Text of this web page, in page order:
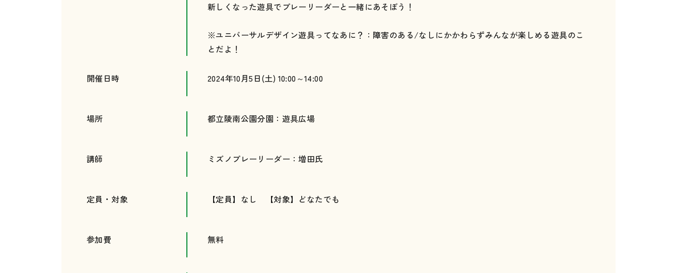
新しくなった遊具でプレーリーダーと一緒にあそぼう！
※ユニバーサルデザイン遊具ってなあに？：障害のある/なしにかかわらずみんなが楽しめる遊具のこ
とだよ！
開催日時 2024年10月5日(土) 10:00～14:00
場所 都立陵南公園分園：遊具広場
講師 ミズノプレーリーダー：増田氏
定員・対象 【定員】なし 【対象】どなたでも
参加費 無料